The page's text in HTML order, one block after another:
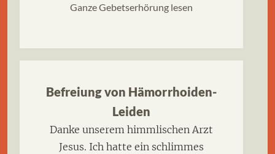
Ganze Gebetserhörung lesen
Befreiung von Hämorrhoiden-
Leiden
Danke unserem himmlischen Arzt
Jesus. Ich hatte ein schlimmes